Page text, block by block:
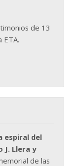
de 13
ETA.
espiral del
J. Llera y
de las